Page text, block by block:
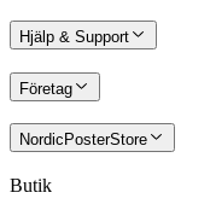
Hjälp & Support
Företag
NordicPosterStore
Butik